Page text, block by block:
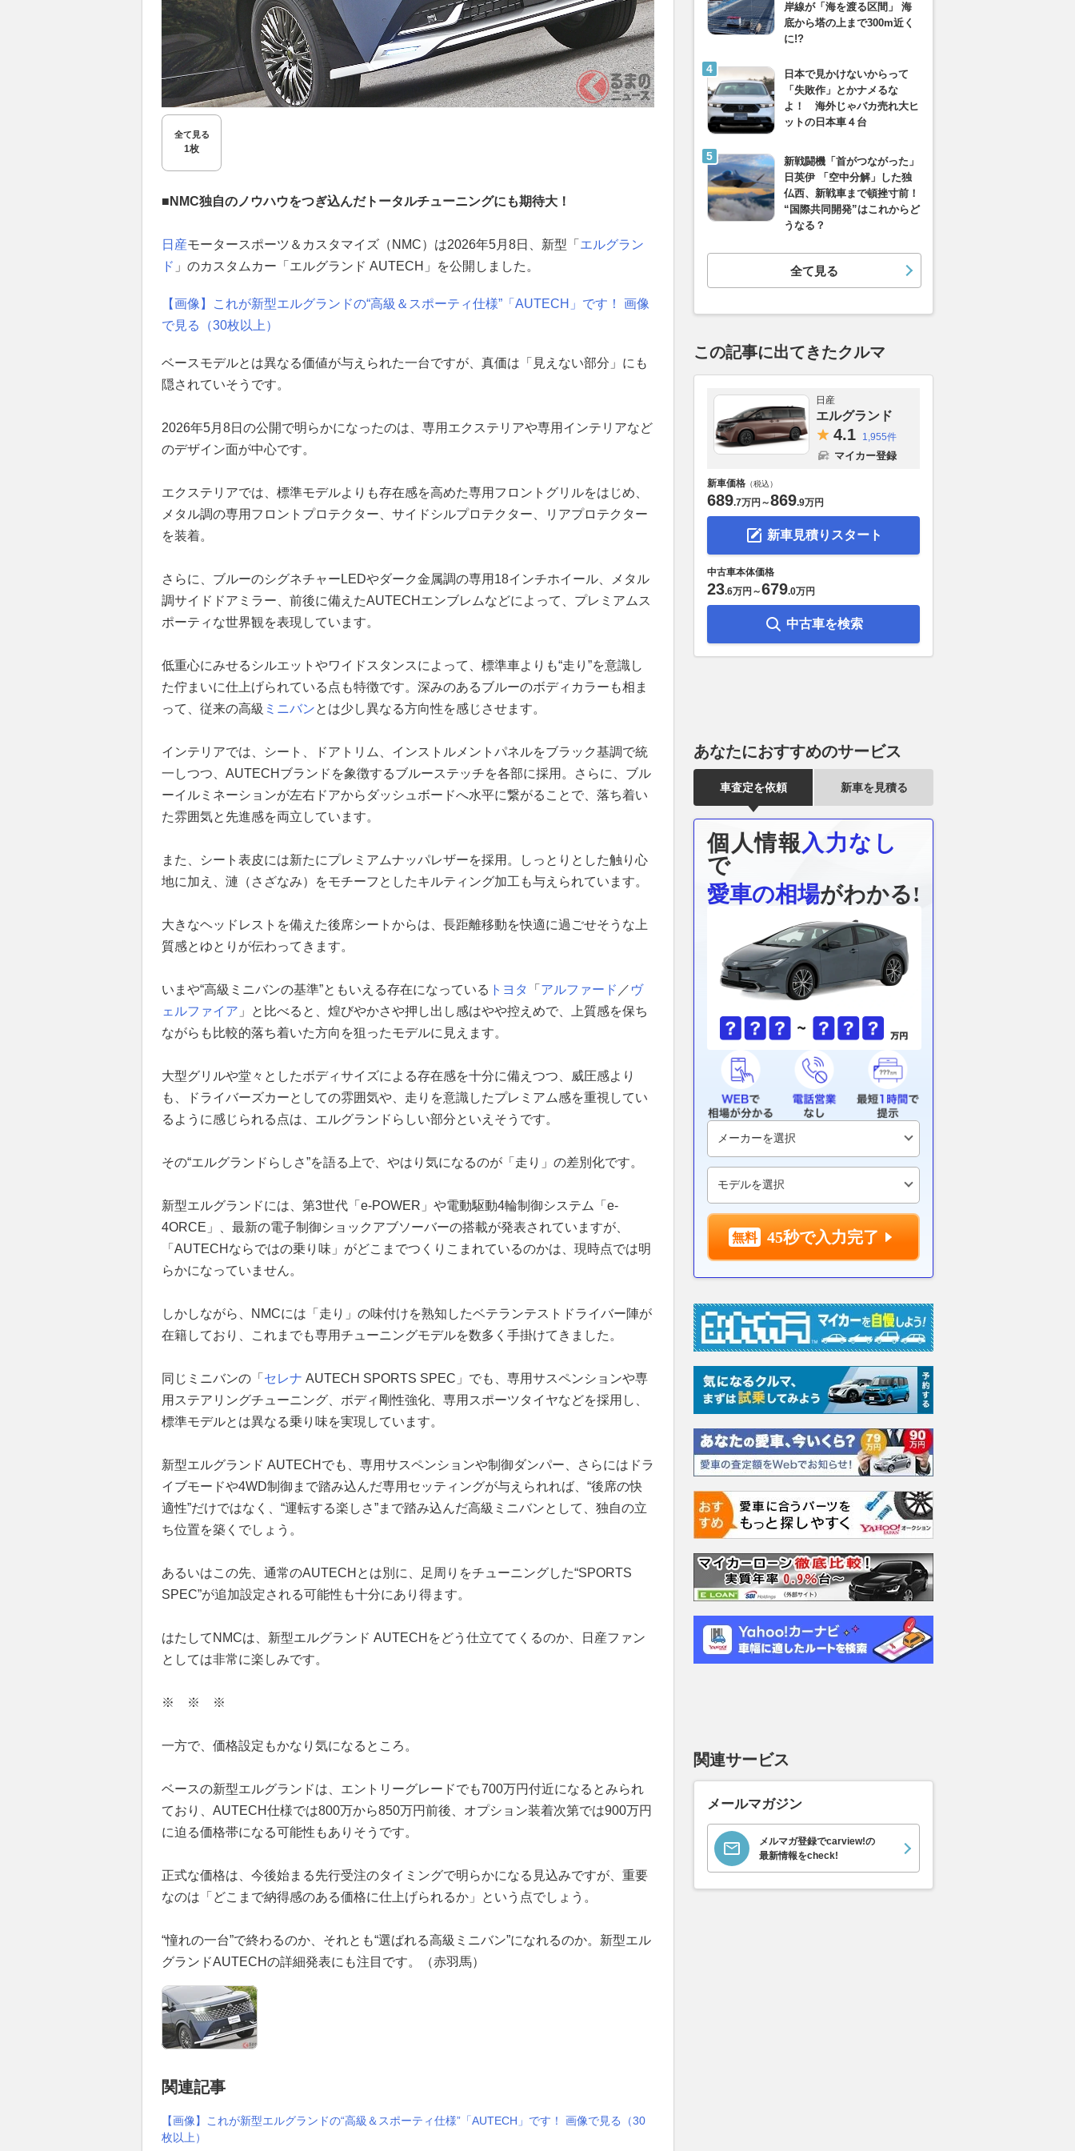
全て見る
1枚
■NMC独自のノウハウをつぎ込んだトータルチューニングにも期待大！
日産モータースポーツ＆カスタマイズ（NMC）は2026年5月8日、新型「 エルグラン
ド 」のカスタムカー「エルグランド AUTECH」を公開しました。
【画像】これが新型エルグランドの“高級＆スポーティ仕様”「AUTECH」です！ 画像
で見る（30枚以上）
ベースモデルとは異なる価値が与えられた一台ですが、真価は「見えない部分」にも
隠されていそうです。
2026年5月8日の公開で明らかになったのは、専用エクステリアや専用インテリアなど
のデザイン面が中心です。
エクステリアでは、標準モデルよりも存在感を高めた専用フロントグリルをはじめ、
メタル調の専用フロントプロテクター、サイドシルプロテクター、リアプロテクター
を装着。
さらに、ブルーのシグネチャーLEDやダーク金属調の専用18インチホイール、メタル
調サイドドアミラー、前後に備えたAUTECHエンブレムなどによって、プレミアムス
ポーティな世界観を表現しています。
低重心にみせるシルエットやワイドスタンスによって、標準車よりも“走り”を意識し
た佇まいに仕上げられている点も特徴です。深みのあるブルーのボディカラーも相ま
って、従来の高級 ミニバンとは少し異なる方向性を感じさせます。
インテリアでは、シート、ドアトリム、インストルメントパネルをブラック基調で統
一しつつ、AUTECHブランドを象徴するブルーステッチを各部に採用。さらに、ブル
ーイルミネーションが左右ドアからダッシュボードへ水平に繋がることで、落ち着い
た雰囲気と先進感を両立しています。
また、シート表皮には新たにプレミアムナッパレザーを採用。しっとりとした触り心
地に加え、漣（さざなみ）をモチーフとしたキルティング加工も与えられています。
大きなヘッドレストを備えた後席シートからは、長距離移動を快適に過ごせそうな上
質感とゆとりが伝わってきます。
いまや“高級ミニバンの基準”ともいえる存在になっている トヨタ 「 アルファード ／ ヴ
ェルファイア 」と比べると、煌びやかさや押し出し感はやや控えめで、上質感を保ち
ながらも比較的落ち着いた方向を狙ったモデルに見えます。
大型グリルや堂々としたボディサイズによる存在感を十分に備えつつ、威圧感より
も、ドライバーズカーとしての雰囲気や、走りを意識したプレミアム感を重視してい
るように感じられる点は、エルグランドらしい部分といえそうです。
その“エルグランドらしさ”を語る上で、やはり気になるのが「走り」の差別化です。
新型エルグランドには、第3世代「e-POWER」や電動駆動4輪制御システム「e-
4ORCE」、最新の電子制御ショックアブソーバーの搭載が発表されていますが、
「AUTECHならではの乗り味」がどこまでつくりこまれているのかは、現時点では明
らかになっていません。
しかしながら、NMCには「走り」の味付けを熟知したベテランテストドライバー陣が
在籍しており、これまでも専用チューニングモデルを数多く手掛けてきました。
同じミニバンの「 セレナ AUTECH SPORTS SPEC」でも、専用サスペンションや専
用ステアリングチューニング、ボディ剛性強化、専用スポーツタイヤなどを採用し、
標準モデルとは異なる乗り味を実現しています。
新型エルグランド AUTECHでも、専用サスペンションや制御ダンパー、さらにはドラ
イブモードや4WD制御まで踏み込んだ専用セッティングが与えられれば、“後席の快
適性”だけではなく、“運転する楽しさ”まで踏み込んだ高級ミニバンとして、独自の立
ち位置を築くでしょう。
あるいはこの先、通常のAUTECHとは別に、足周りをチューニングした“SPORTS
SPEC”が追加設定される可能性も十分にあり得ます。
はたしてNMCは、新型エルグランド AUTECHをどう仕立ててくるのか、日産ファン
としては非常に楽しみです。
※ ※ ※
一方で、価格設定もかなり気になるところ。
ベースの新型エルグランドは、エントリーグレードでも700万円付近になるとみられ
ており、AUTECH仕様では800万から850万円前後、オプション装着次第では900万円
に迫る価格帯になる可能性もありそうです。
正式な価格は、今後始まる先行受注のタイミングで明らかになる見込みですが、重要
なのは「どこまで納得感のある価格に仕上げられるか」という点でしょう。
“憧れの一台”で終わるのか、それとも“選ばれる高級ミニバン”になれるのか。新型エル
グランドAUTECHの詳細発表にも注目です。（赤羽馬）
関連記事
【画像】これが新型エルグランドの“高級＆スポーティ仕様”「AUTECH」です！ 画像で見る（30
枚以上）
岸線が「海を渡る区間」 海
底から塔の上まで300m近く
に!?
日本で見かけないからって
「失敗作」とかナメるな
よ！ 海外じゃバカ売れ大ヒ
ットの日本車４台
新戦闘機「首がつながった」
日英伊 「空中分解」した独
仏西、新戦車まで頓挫寸前！
“国際共同開発”はこれからど
うなる？
全て見る
この記事に出てきたクルマ
日産
エルグランド
4.1 1,955件
マイカー登録
新車価格 （税込）
689.7万円 ～869.9万円
新車見積りスタート
中古車本体価格
23.6万円 ～679.0万円
中古車を検索
あなたにおすすめのサービス
車査定を依頼 新車を見積る
個人情報 入力なし
で
愛車の相場がわかる!
45秒で入力完了
関連サービス
メールマガジン
メルマガ登録でcarview!の
最新情報をcheck!